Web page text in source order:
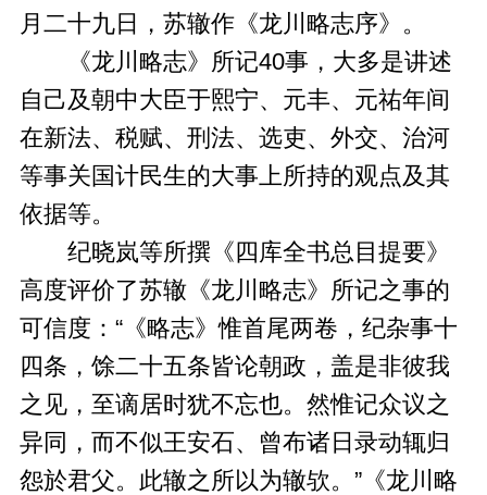
月二十九日，苏辙作《龙川略志序》。
《龙川略志》所记40事，大多是讲述
自己及朝中大臣于熙宁、元丰、元祐年间
在新法、税赋、刑法、选吏、外交、治河
等事关国计民生的大事上所持的观点及其
依据等。
纪晓岚等所撰《四库全书总目提要》
高度评价了苏辙《龙川略志》所记之事的
可信度：“《略志》惟首尾两卷，纪杂事十
四条，馀二十五条皆论朝政，盖是非彼我
之见，至谪居时犹不忘也。然惟记众议之
异同，而不似王安石、曾布诸日录动辄归
怨於君父。此辙之所以为辙欤。”《龙川略